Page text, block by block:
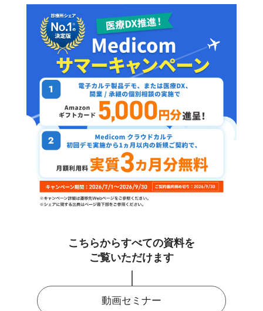
こちらからすべての資料を
ご覧いただけます
動画セミナー